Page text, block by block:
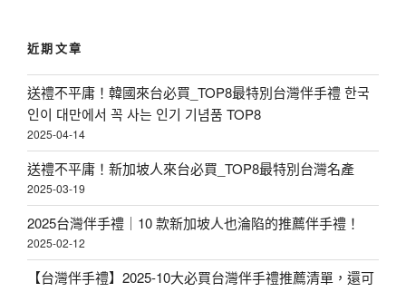
字
:
近期文章
送禮不平庸！韓國來台必買_TOP8最特別台灣伴手禮 한국
인이 대만에서 꼭 사는 인기 기념품 TOP8
2025-04-14
送禮不平庸！新加坡人來台必買_TOP8最特別台灣名產
2025-03-19
2025台灣伴手禮｜10 款新加坡人也淪陷的推薦伴手禮！
2025-02-12
【台灣伴手禮】2025-10大必買台灣伴手禮推薦清單，還可